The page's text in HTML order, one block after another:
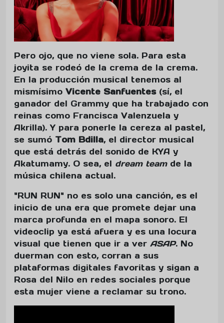
Pero ojo, que no viene sola. Para esta
joyita se rodeó de la crema de la crema.
En la producción musical tenemos al
mismísimo Vicente Sanfuentes(sí, el
ganador del Grammy que ha trabajado con
reinas como Francisca Valenzuela y
Akrilla). Y para ponerle la cereza al pastel,
se sumó Tom Bdilla, el director musical
que está detrás del sonido de KYA y
Akatumamy. O sea, el dream teamde la
música chilena actual.
"RUN RUN" no es solo una canción, es el
inicio de una era que promete dejar una
marca profunda en el mapa sonoro. El
videoclip ya está afuera y es una locura
visual que tienen que ir a ver ASAP. No
duerman con esto, corran a sus
plataformas digitales favoritas y sigan a
Rosa del Nilo en redes sociales porque
esta mujer viene a reclamar su trono.